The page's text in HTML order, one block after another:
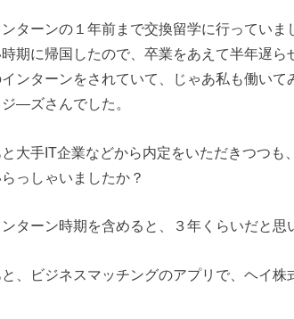
ンターンの１年前まで交換留学に行ってい
期に帰国したので、卒業をあえて半年遅
ンターンをされていて、じゃあ私も働い
—ズさんでした。
大手IT企業などから内定をいただきつつ
っしゃいましたか？
ンターン時期を含めると、３年くらいだと思
と、ビジネスマッチングのアプリで、ヘイ